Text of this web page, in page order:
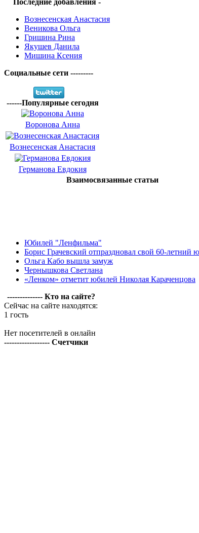
Последние добавления -
Вознесенская Анастасия
Веникова Ольга
Гришина Рина
Якушев Данила
Мишина Ксения
Социальные сети ---------
------Популярные сегодня
Воронова Анна
Вознесенская Анастасия
Германова Евдокия
Взаимосвязанные статьи
Юбилей "Ленфильма"
Борис Грачевский отпраздновал свой 60-летний
Ольга Кабо вышла замуж
Чернышкова Светлана
«Ленком» отметит юбилей Николая Караченцова
-------------- Кто на сайте?
Сейчас на сайте находятся:
1 гость
Нет посетителей в онлайн
------------------ Счетчики